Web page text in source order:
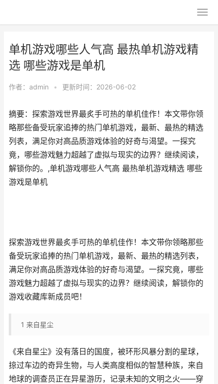
单机游戏哪些人气高 最热单机游戏精
选 哪些游戏是单机
作者： admin • 更新时间：2026-06-02
摘要：探索游戏世界最炙手可热的单机佳作！本文带你领
略那些备受玩家追捧的热门单机游戏，最新、最热的精选
列表，满足你对高品质游戏体验的好奇与渴望。一探究
竟，哪些游戏魅力超越了虚拟与现实的边界？继续阅读，
解锁你的。,单机游戏哪些人气高 最热单机游戏精选 哪些
游戏是单机
探索游戏世界最炙手可热的单机佳作！本文带你领略那些
备受玩家追捧的热门单机游戏，最新、最热的精选列表，
满足你对高品质游戏体验的好奇与渴望。一探究竟，哪些
游戏魅力超越了虚拟与现实的边界？继续阅读，解锁你的
游戏收藏库新成员吧！
1 来自星尘
《来自星尘》没有落日的国度，被环形风暴分割的星球，
掠过车边的奇异生物，与人类高度相似的智慧种族，来自
地球的调查员正在异星游历，记录未知的文明之火——穿